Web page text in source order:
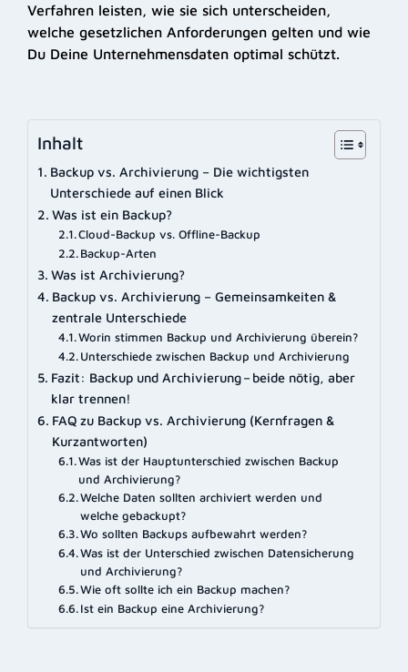
Verfahren leisten, wie sie sich unterscheiden,
welche gesetzlichen Anforderungen gelten und wie
Du Deine Unternehmensdaten optimal schützt.
Inhalt
Backup vs. Archivierung – Die wichtigsten
Unterschiede auf einen Blick
Was ist ein Backup?
Cloud-Backup vs. Offline-Backup
Backup-Arten
Was ist Archivierung?
Backup vs. Archivierung – Gemeinsamkeiten &
zentrale Unterschiede
Worin stimmen Backup und Archivierung überein?
Unterschiede zwischen Backup und Archivierung
Fazit: Backup und Archivierung – beide nötig, aber
klar trennen!
FAQ zu Backup vs. Archivierung (Kernfragen &
Kurzantworten)
Was ist der Hauptunterschied zwischen Backup
und Archivierung?
Welche Daten sollten archiviert werden und
welche gebackupt?
Wo sollten Backups aufbewahrt werden?
Was ist der Unterschied zwischen Datensicherung
und Archivierung?
Wie oft sollte ich ein Backup machen?
Ist ein Backup eine Archivierung?